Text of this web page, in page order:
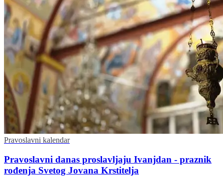
Pravoslavni kalendar
Pravoslavni danas proslavljaju Ivanjdan - praznik
rođenja Svetog Jovana Krstitelja